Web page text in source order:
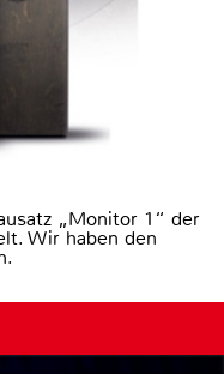
„Monitor 1“ der
Wir haben den